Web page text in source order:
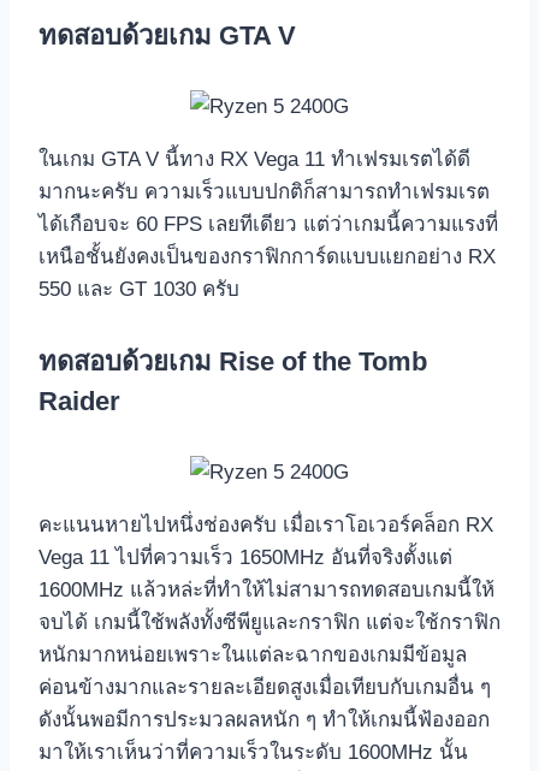
ทดสอบด้วยเกม GTA V
ในเกม GTA V นี้ทาง RX Vega 11 ทำเฟรมเรตได้ดี
มากนะครับ ความเร็วแบบปกติก็สามารถทำเฟรมเรต
ได้เกือบจะ 60 FPS เลยทีเดียว แต่ว่าเกมนี้ความแรงที่
เหนือชั้นยังคงเป็นของกราฟิกการ์ดแบบแยกอย่าง RX
550 และ GT 1030 ครับ
ทดสอบด้วยเกม Rise of the Tomb
Raider
คะแนนหายไปหนึ่งช่องครับ เมื่อเราโอเวอร์คล็อก RX
Vega 11 ไปที่ความเร็ว 1650MHz อันที่จริงตั้งแต่
1600MHz แล้วหล่ะที่ทำให้ไม่สามารถทดสอบเกมนี้ให้
จบได้ เกมนี้ใช้พลังทั้งซีพียูและกราฟิก แต่จะใช้กราฟิก
หนักมากหน่อยเพราะในแต่ละฉากของเกมมีข้อมูล
ค่อนข้างมากและรายละเอียดสูงเมื่อเทียบกับเกมอื่น ๆ
ดังนั้นพอมีการประมวลผลหนัก ๆ ทำให้เกมนี้ฟ้องออก
มาให้เราเห็นว่าที่ความเร็วในระดับ 1600MHz นั้น